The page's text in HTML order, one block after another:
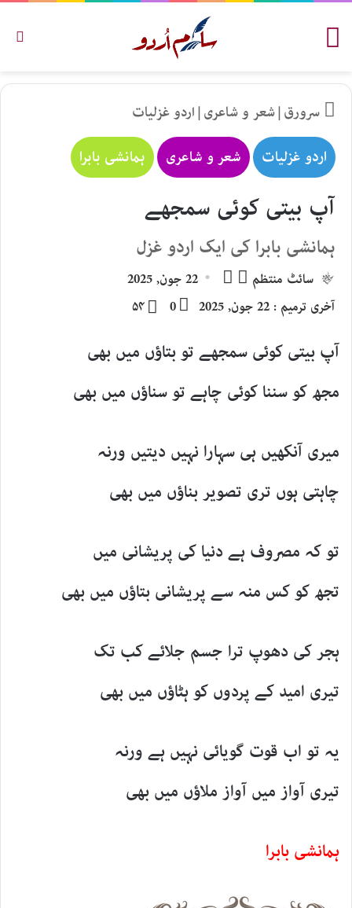
سرورق|شعر و شاعری|اردو غزلیات
اردو غزلیات شعر و شاعری ہمانشی بابرا
آپ بیتی کوئی سمجھے
ہمانشی بابرا کی ایک اردو غزل
سائٹ منتظم
Follow
X
Send
email
22 جون, 2025
آخری ترمیم : 22 جون, 2025
0 ۵۴
آپ بیتی کوئی سمجھے تو بتاؤں میں بھی
مجھ کو سننا کوئی چاہے تو سناؤں میں بھی
میری آنکھیں ہی سہارا نہیں دیتیں ورنہ
چاہتی ہوں تری تصویر بناؤں میں بھی
تو کہ مصروف ہے دنیا کی پریشانی میں
تجھ کو کس منہ سے پریشانی بتاؤں میں بھی
ہجر کی دھوپ ترا جسم جلائے کب تک
تیری امید کے پردوں کو ہٹاؤں میں بھی
یہ تو اب قوت گویائی نہیں ہے ورنہ
تیری آواز میں آواز ملاؤں میں بھی
ہمانشی بابرا